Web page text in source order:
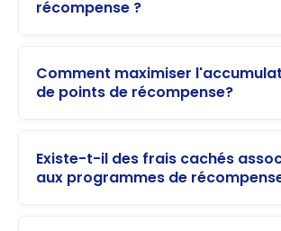
récompense ?
Comment maximiser
de points de récompense?
Existe-t-il des frais cachés
aux programmes de